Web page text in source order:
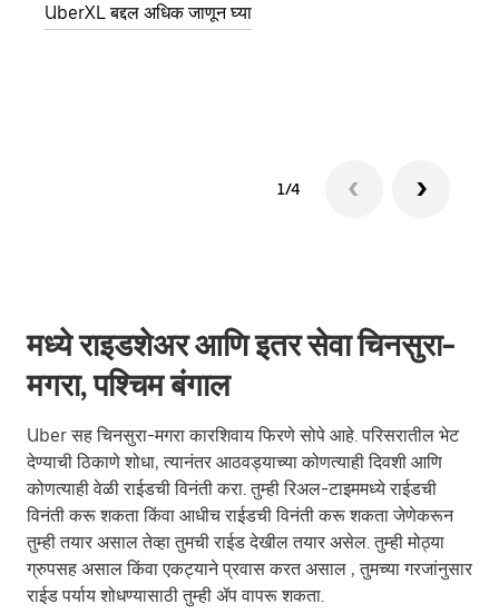
UberXL बद्दल अधिक जाणून घ्या
1/4
मध्ये राइडशेअर आणि इतर सेवा चिनसुरा-
मगरा, पश्चिम बंगाल
Uber सह चिनसुरा-मगरा कारशिवाय फिरणे सोपे आहे. परिसरातील भेट
देण्याची ठिकाणे शोधा, त्यानंतर आठवड्याच्या कोणत्याही दिवशी आणि
कोणत्याही वेळी राईडची विनंती करा. तुम्ही रिअल-टाइममध्ये राईडची
विनंती करू शकता किंवा आधीच राईडची विनंती करू शकता जेणेकरून
तुम्ही तयार असाल तेव्हा तुमची राईड देखील तयार असेल. तुम्ही मोठ्या
ग्रुपसह असाल किंवा एकट्याने प्रवास करत असाल , तुमच्या गरजांनुसार
राईड पर्याय शोधण्यासाठी तुम्ही ॲप वापरू शकता.